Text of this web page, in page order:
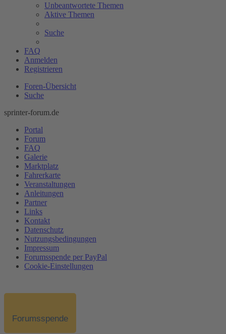
Unbeantwortete Themen
Aktive Themen
Suche
FAQ
Anmelden
Registrieren
Foren-Übersicht
Suche
sprinter-forum.de
Portal
Forum
FAQ
Galerie
Marktplatz
Fahrerkarte
Veranstaltungen
Anleitungen
Partner
Links
Kontakt
Datenschutz
Nutzungsbedingungen
Impressum
Forumsspende per PayPal
Cookie-Einstellungen
Forumsspende